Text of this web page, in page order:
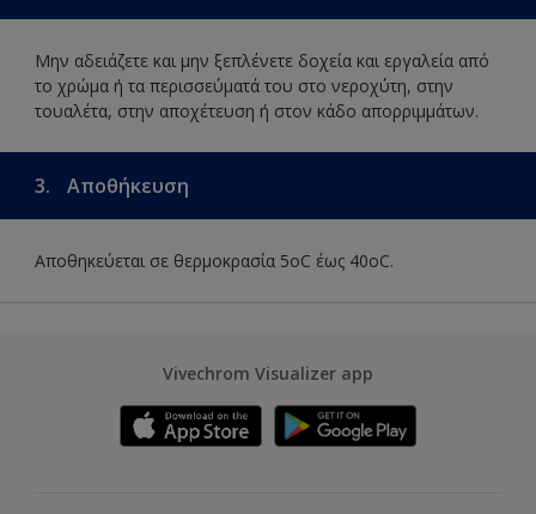
Μην αδειάζετε και μην ξεπλένετε δοχεία και εργαλεία από
το χρώμα ή τα περισσεύματά του στο νεροχύτη, στην
τουαλέτα, στην αποχέτευση ή στον κάδο απορριμμάτων.
3. Αποθήκευση
Αποθηκεύεται σε θερμοκρασία 5οC έως 40οC.
Vivechrom Visualizer app